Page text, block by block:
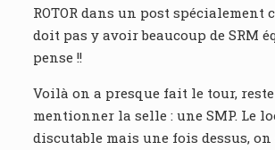
ROTOR dans un post spécialement
doit pas y avoir beaucoup de SRM
pense !!
Voilà on a presque fait le tour,
mentionner la selle : une SMP. Le
discutable mais une fois dessus,